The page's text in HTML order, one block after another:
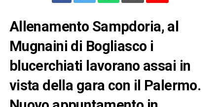
Allenamento Sampdoria, al
Mugnaini di Bogliasco i
blucerchiati lavorano assai in
vista della gara con il Palermo.